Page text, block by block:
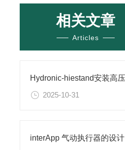
相关文章
Articles
2025-10-31
interApp 气动执行器的设计